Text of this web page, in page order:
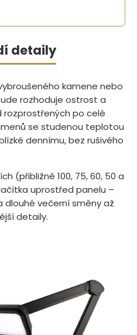
detaily
kamene nebo
rozhoduje ostrost a
rozprostřených po celé
se studenou teplotou
dennímu, bez rušivého
(přibližně 100, 75, 60, 50 a
uprostřed panelu –
večerní směny až
detaily.